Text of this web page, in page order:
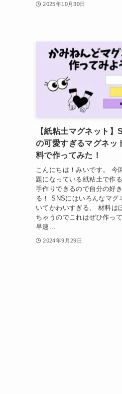
2025年10月30日
【紙粘土マグネット】
の可愛すぎるマグネッ
料で作ってみた！
こんにちは！みいです。 今
題になっている紙粘土で作
手作りできるので自分の好
る！ SNSにはいろんなマグ
いてかわいすぎる。 材料は
ちゃうのでこれはぜひ作っ
早速...
2024年9月29日